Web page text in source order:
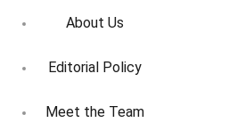
About Us
Editorial Policy
Meet the Team